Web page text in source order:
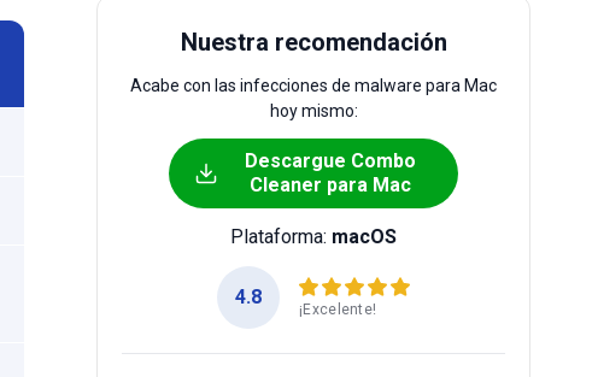
Nuestra recomendación
Acabe con las infecciones de malware para Mac
hoy mismo:
Descargue Combo
Cleaner para Mac
Plataforma: macOS
4.8
¡Excelente!